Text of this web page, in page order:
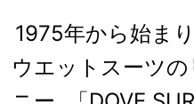
1975年から始ま
ウエットスーツ